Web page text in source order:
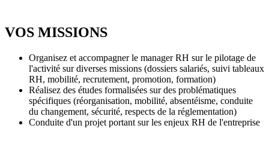
VOS MISSIONS
Organisez et accompagner le manager RH sur le pilotage de
l'activité sur diverses missions (dossiers salariés, suivi tableaux
RH, mobilité, recrutement, promotion, formation)
Réalisez des études formalisées sur des problématiques
spécifiques (réorganisation, mobilité, absentéisme, conduite
du changement, sécurité, respects de la réglementation)
Conduite d'un projet portant sur les enjeux RH de l'entreprise